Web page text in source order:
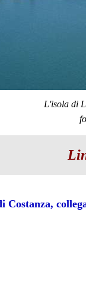
L'isola di
Costanza,